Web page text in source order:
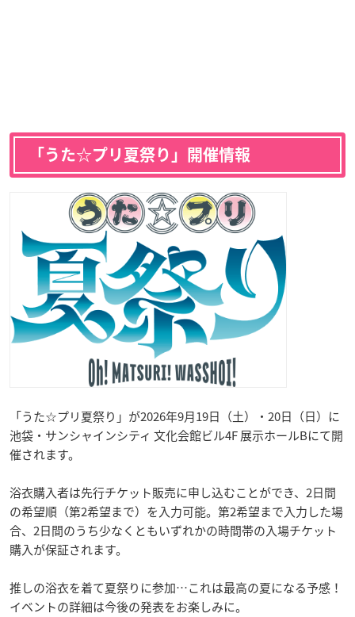
「うた☆プリ夏祭り」開催情報
「うた☆プリ夏祭り」が2026年9月19日（土）・20日（日）に
池袋・サンシャインシティ 文化会館ビル4F 展示ホールBにて開
催されます。
浴衣購入者は先行チケット販売に申し込むことができ、2日間
の希望順（第2希望まで）を入力可能。第2希望まで入力した場
合、2日間のうち少なくともいずれかの時間帯の入場チケット
購入が保証されます。
推しの浴衣を着て夏祭りに参加…これは最高の夏になる予感！
イベントの詳細は今後の発表をお楽しみに。